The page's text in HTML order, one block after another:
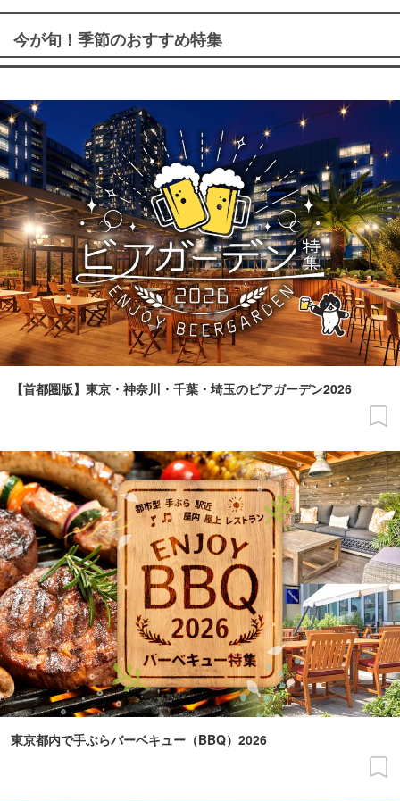
今が旬！季節のおすすめ特集
【首都圏版】東京・神奈川・千葉・埼玉のビアガーデン2026
東京都内で手ぶらバーベキュー（BBQ）2026